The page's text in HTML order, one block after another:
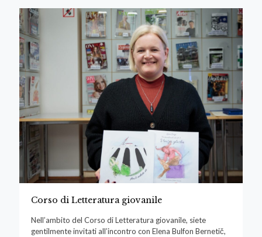
Corso di Letteratura giovanile
Nell’ambito del Corso di Letteratura giovanile, siete
gentilmente invitati all’incontro con Elena Bulfon Bernetič,